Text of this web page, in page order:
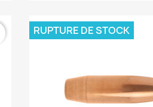
RUPTURE DE STOCK